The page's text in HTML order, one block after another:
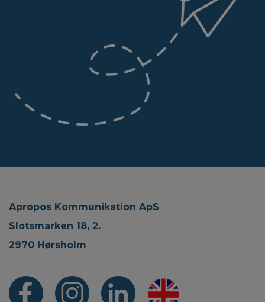
Apropos Kommunikation ApS
Slotsmarken 18, 2.
2970 Hørsholm